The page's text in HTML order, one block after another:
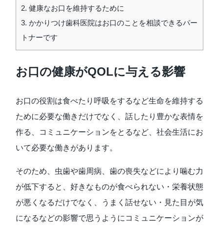
2. 健康なお口を維持するために
3. かかりつけ歯科医院はお口のことを相談できるパー
トナーです
お口の健康がQOLに与える影響
お口の役割は食べたり呼吸をするなど生命を維持する
ために必要な働きだけでなく、話したり豊かな表情を
作る、コミュニケーションをとるなど、社会生活にお
いて必要な働きがあります。
そのため、虫歯や歯周病、歯の喪失などにより噛む力
が低下すると、好きなものが食べられない・栄養状態
が悪くなるだけでなく、うまく話せない・見た目が気
になるなどの影響で思うようにコミュニケーションが